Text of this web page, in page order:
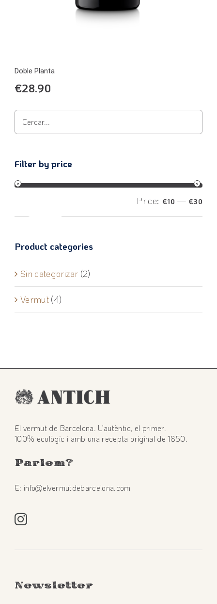
Doble Planta
€28.90
Filter by price
Price: €10 — €30
Product categories
Sin categorizar (2)
Vermut (4)
El vermut de Barcelona. L’autèntic, el primer.
100% ecològic i amb una recepta original de 1850.
Parlem?
E: info@elvermutdebarcelona.com
Newsletter